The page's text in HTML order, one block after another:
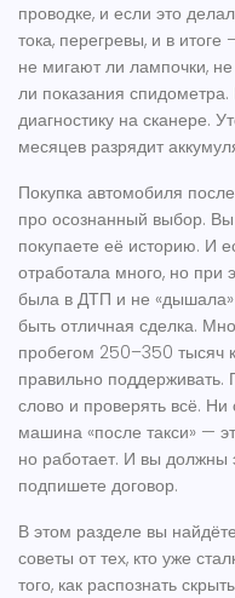
проводке, и если это
тока, перегревы, и в
не мигают ли лампочки,
ли показания
диагностику на сканере.
месяцев разрядит
Покупка автомобиля
про осознанный выбор.
покупаете её историю. И
отработала много, но при
была в ДТП и не
быть отличная сделка.
пробегом 250–350 тысяч
правильно
слово и проверять всё.
машина «после такси» —
но работает. И вы должны
подпишете договор.
В этом разделе вы
советы от тех, кто уже
того, как распознать